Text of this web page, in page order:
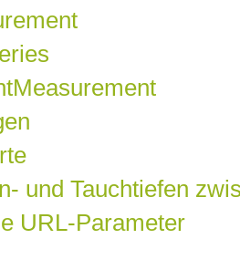
und Tauchtiefen
URL-Parameter